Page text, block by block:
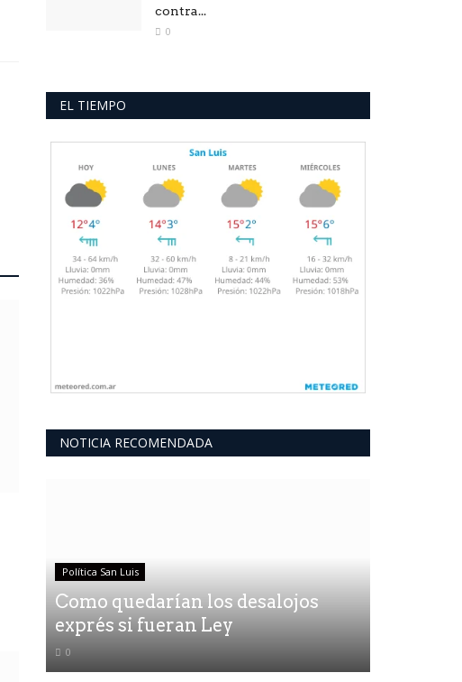
contra...
0
EL TIEMPO
NOTICIA RECOMENDADA
Política San Luis
Como quedarían los desalojos
exprés si fueran Ley
0